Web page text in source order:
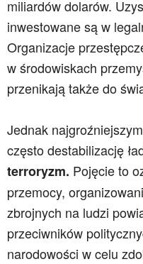
miliardów dolarów.
inwestowane są w
Organizacje
w środowiskach
przenikają także do
Jednak
często destabilizację
terroryzm. Pojęcie to
przemocy,
zbrojnych na ludzi
przeciwników
narodowości w celu